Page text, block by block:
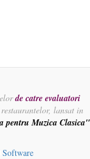
de catre evaluatori
lansat in
pentru Muzica Clasica"